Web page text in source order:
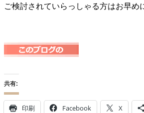
ご検討されていらっしゃる方はお早め
共有:
印刷 Facebook X